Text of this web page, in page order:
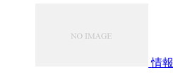
情報